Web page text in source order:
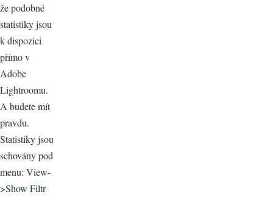
že podobné
statistiky jsou
k dispozici
přímo v
Adobe
Lightroomu.
A budete mít
pravdu.
Statistiky jsou
schovány pod
menu: View-
>Show Filtr